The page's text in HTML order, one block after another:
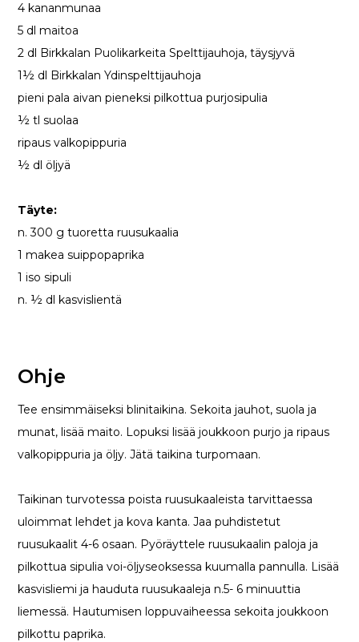
4 kananmunaa
5 dl maitoa
2 dl Birkkalan Puolikarkeita Spelttijauhoja, täysjyvä
1½ dl Birkkalan Ydinspelttijauhoja
pieni pala aivan pieneksi pilkottua purjosipulia
½ tl suolaa
ripaus valkopippuria
½ dl öljyä
Täyte:
n. 300 g tuoretta ruusukaalia
1 makea suippopaprika
1 iso sipuli
n. ½ dl kasvislientä
Ohje
Tee ensimmäiseksi blinitaikina. Sekoita jauhot, suola ja
munat, lisää maito. Lopuksi lisää joukkoon purjo ja ripaus
valkopippuria ja öljy. Jätä taikina turpomaan.
Taikinan turvotessa poista ruusukaaleista tarvittaessa
uloimmat lehdet ja kova kanta. Jaa puhdistetut
ruusukaalit 4-6 osaan. Pyöräyttele ruusukaalin paloja ja
pilkottua sipulia voi-öljyseoksessa kuumalla pannulla. Lisää
kasvisliemi ja hauduta ruusukaaleja n.5- 6 minuuttia
liemessä. Hautumisen loppuvaiheessa sekoita joukkoon
pilkottu paprika.